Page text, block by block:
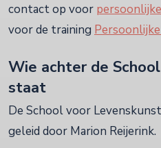
contact op voor
voor de training
Wie achter de
staat
De School voor
geleid door Marion Reijerink.